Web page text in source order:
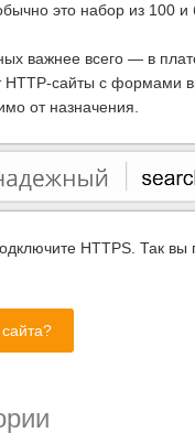
это набор из 100 и
важнее всего — в
сайты с формами
от назначения.
HTTPS. Так вы